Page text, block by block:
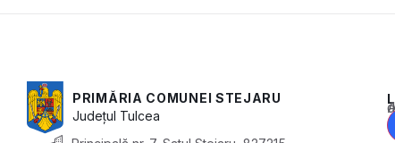
PRIMĂRIA COMUNEI STEJARU
Județul Tulcea